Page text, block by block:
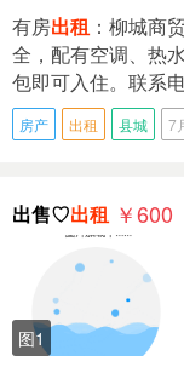
有房出租 ：柳城商
全，配有空调、热
包即可入住。联系
房产 出租 县城 7
出售♡出租 ￥600
图1